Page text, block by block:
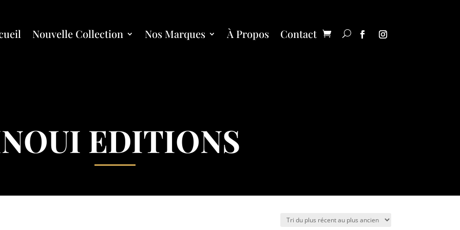
Nouvelle Collection Nos Marques À Propos Contact
EDITIONS